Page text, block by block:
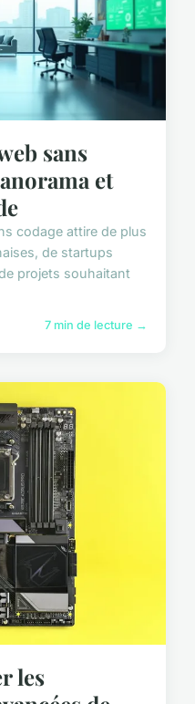
sans
et
codage attire de plus
de startups
projets souhaitant
7 min de lecture →
les